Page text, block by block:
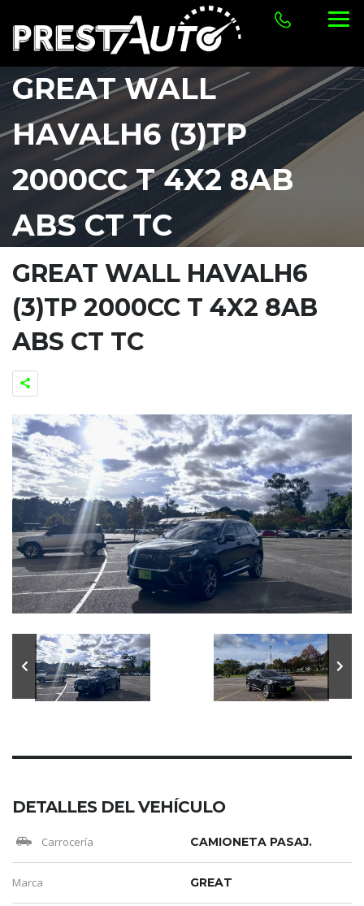
GREAT WALL
HAVALH6 (3)TP
2000CC T 4X2 8AB
ABS CT TC
GREAT WALL HAVALH6
(3)TP 2000CC T 4X2 8AB
ABS CT TC
DETALLES DEL VEHÍCULO
Carrocería CAMIONETA PASAJ.
Marca GREAT